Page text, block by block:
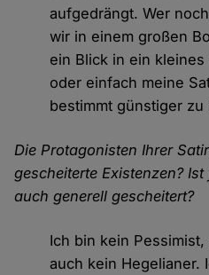
aufgedrängt. Wer
wir in einem großen
ein Blick in ein
oder einfach meine
bestimmt günstiger zu
Die Protagonisten Ihrer
gescheiterte Existenzen?
auch generell gescheitert?
Ich bin kein
auch kein Hegelianer.